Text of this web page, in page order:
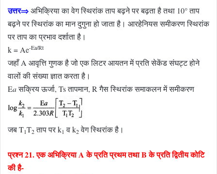
उत्तर⇒अभिक्रिया का वेग स्थिरांक ताप बढ़ने पर बढ़ता है तथा 10° ताप
बढ़ने पर स्थिरांक का मान दुगुना हो जाता है। आरहेनियस समीकरण स्थिरांक
पर ताप का प्रभाव दर्शाता है।
k = Ae-Ea/Rt
जहाँ A आवृत्ति गुणक है जो एक लिटर आयतन में प्रति सेकेंड संघट्ट होने
वालों की संख्या ज्ञात करता है।
Eaसक्रिय ऊर्जा, Ts तापमान, R गैस स्थिरांक समाकलन में समीकरण
जब T1T2ताप पर k1 व k2वेग स्थिरांक है।
प्रश्न 21. एक अभिक्रिया A के प्रति प्रथम तथा B के प्रति द्वितीय कोटि
की है-